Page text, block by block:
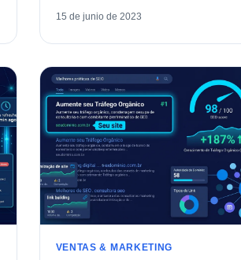
15 de junio de 2023
VENTAS & MARKETING